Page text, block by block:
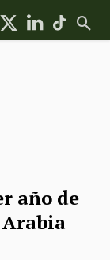
año de